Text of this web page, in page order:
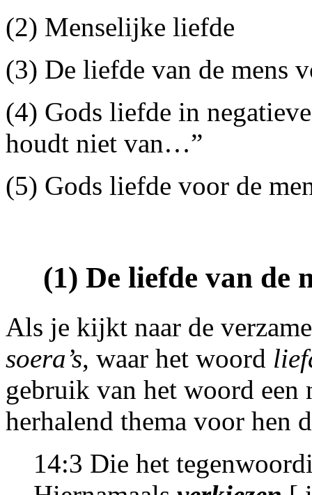
(2) Menselijke liefde
(3) De liefde van de mens
(4) Gods liefde in
houdt niet van…”
(5) Gods liefde voor de
(1) De liefde van de
Als je kijkt naar de
soera’s, waar het woord
gebruik van het woord een
herhalend thema voor hen
14:3 Die het